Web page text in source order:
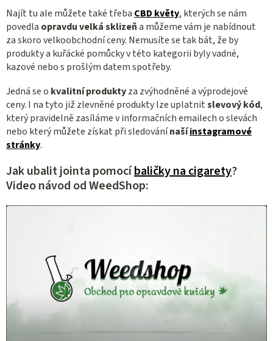
y
v
ý
p
i
u
Najít tu ale můžete také třeba CBD květy, kterých se nám
povedla opravdu velká sklizeňa můžeme vám je nabídnout
za skoro velkoobchodní ceny. Nemusíte se tak bát, že by
produkty a kuřácké pomůcky v této kategorii byly vadné,
kazové nebo s prošlým datem spotřeby.
Jedná se o kvalitní produktyza zvýhodněné a výprodejové
ceny. I na tyto již zlevněné produkty lze uplatnitslevový kód,
který pravidelně zasíláme v informačních emailech o slevách
nebo který můžete získat při sledovánínašíinstagramové
stránky.
Jak ubalit jointa pomocíbaličky na cigarety?
Video návod od WeedShop: